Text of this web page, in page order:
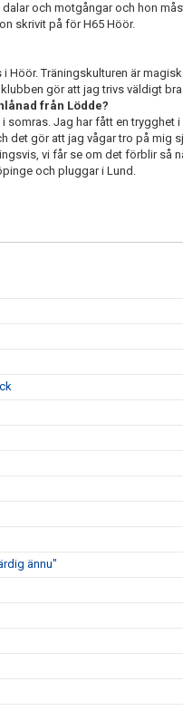
och motgångar och hon
skrivit på för H65 Höör.
Träningskulturen är
gör att jag trivs väldigt
från Lödde?
somras. Jag har fått en trygghet i
det gör att jag vågar tro på mig
vi får se om det förblir så
och pluggar i Lund.
ännu"